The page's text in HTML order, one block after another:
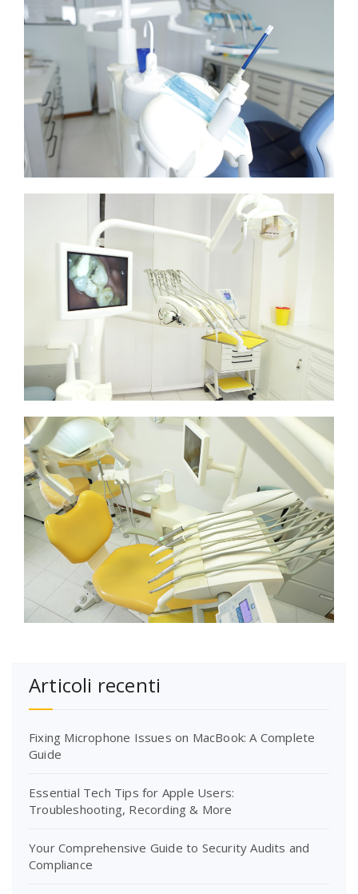
Articoli recenti
Fixing Microphone Issues on MacBook: A Complete
Guide
Essential Tech Tips for Apple Users:
Troubleshooting, Recording & More
Your Comprehensive Guide to Security Audits and
Compliance